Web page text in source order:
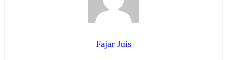
Fajar Juis